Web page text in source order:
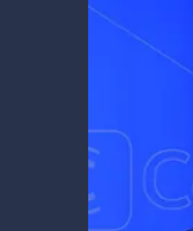
Economia e Lavoro